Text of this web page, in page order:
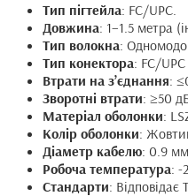
Тип пігтейла: FC/UPC.
Довжина: 1–1.5 метра
Тип волокна:
Тип конектора: FC/
Втрати на з’єднання:
Зворотні втрати: ≥50
Матеріал оболонки:
Колір оболонки:
Діаметр кабелю: 0.9
Робоча температура: -
Стандарти: Відповідає